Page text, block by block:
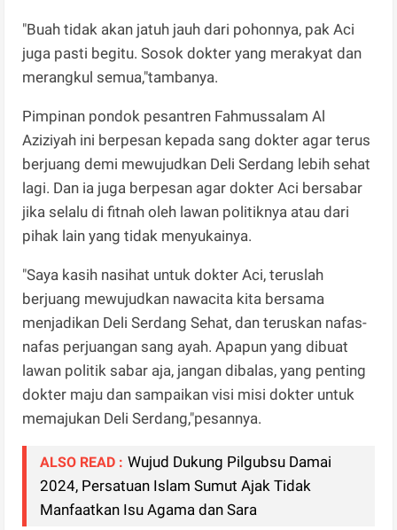
"Buah tidak akan jatuh jauh dari pohonnya, pak Aci
juga pasti begitu. Sosok dokter yang merakyat dan
merangkul semua,"tambanya.
Pimpinan pondok pesantren Fahmussalam Al
Aziziyah ini berpesan kepada sang dokter agar terus
berjuang demi mewujudkan Deli Serdang lebih sehat
lagi. Dan ia juga berpesan agar dokter Aci bersabar
jika selalu di fitnah oleh lawan politiknya atau dari
pihak lain yang tidak menyukainya.
"Saya kasih nasihat untuk dokter Aci, teruslah
berjuang mewujudkan nawacita kita bersama
menjadikan Deli Serdang Sehat, dan teruskan nafas-
nafas perjuangan sang ayah. Apapun yang dibuat
lawan politik sabar aja, jangan dibalas, yang penting
dokter maju dan sampaikan visi misi dokter untuk
memajukan Deli Serdang,"pesannya.
ALSO READ : Wujud Dukung Pilgubsu Damai
2024, Persatuan Islam Sumut Ajak Tidak
Manfaatkan Isu Agama dan Sara